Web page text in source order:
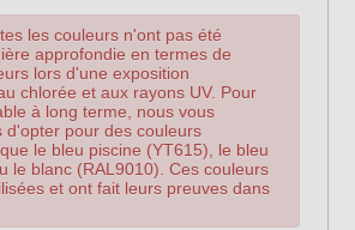
les couleurs n'ont pas été
approfondie en termes de
lors d'une exposition
chlorée et aux rayons UV. Pour
à long terme, nous vous
d'opter pour des couleurs
le bleu piscine (YT615), le bleu
le blanc (RAL9010). Ces couleurs
et ont fait leurs preuves dans